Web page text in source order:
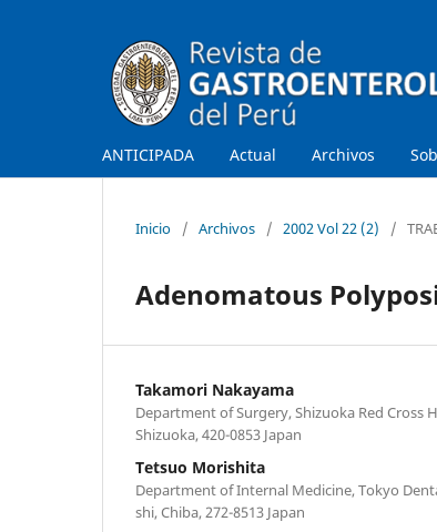
ANTICIPADA Actual Archivos
Inicio / Archivos / 2002 Vol 22 (2) /
Adenomatous
Takamori Nakayama
Department of Surgery, Shizuoka Red Cross
Shizuoka, 420-0853 Japan
Tetsuo Morishita
Department of Internal Medicine, Tokyo
shi, Chiba, 272-8513 Japan